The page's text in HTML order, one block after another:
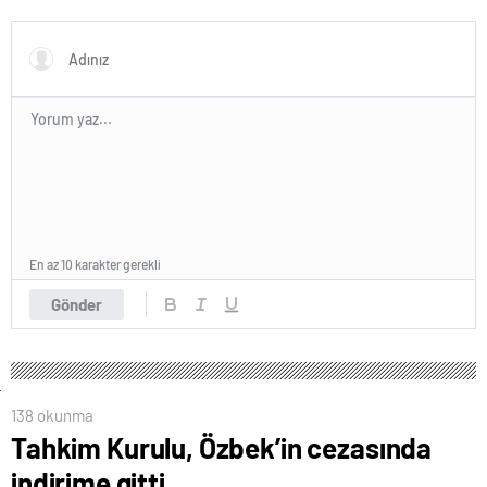
Gönder
En az 10 karakter gerekli
138 okunma
Tahkim Kurulu, Özbek’in cezasında